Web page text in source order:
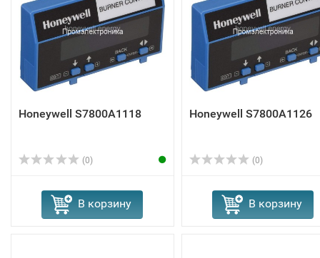
Honeywell S7800A1118
(0)
В корзину
Honeywell S7800A1126
(0)
В корзину